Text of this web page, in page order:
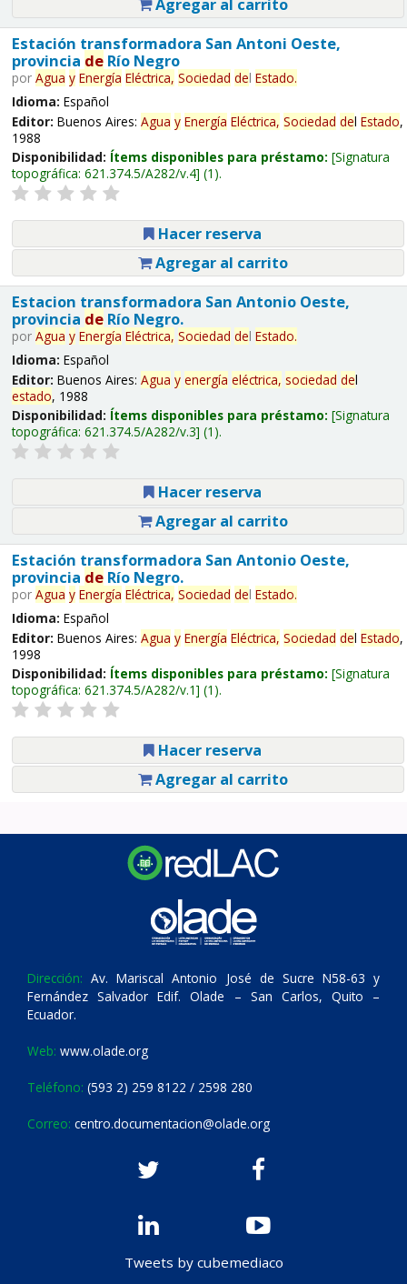
Estación transformadora San Antoni Oeste,
provincia deRío Negro
por Agua y Energía Eléctrica, Sociedad del Estado.
Idioma: Español
Editor: Buenos Aires: Agua y Energía Eléctrica, Sociedad del Estado,
1988
Disponibilidad: Ítems disponibles para préstamo: Signatura
topográfica: 621.374.5/A282/v.4 (1).
Hacer reserva
Agregar al carrito
Estacion transformadora San Antonio Oeste,
provincia deRío Negro.
por Agua y Energía Eléctrica, Sociedad del Estado.
Idioma: Español
Editor: Buenos Aires: Agua y energía eléctrica, sociedad del
estado, 1988
Disponibilidad: Ítems disponibles para préstamo: Signatura
topográfica: 621.374.5/A282/v.3 (1).
Hacer reserva
Agregar al carrito
Estación transformadora San Antonio Oeste,
provincia deRío Negro.
por Agua y Energía Eléctrica, Sociedad del Estado.
Idioma: Español
Editor: Buenos Aires: Agua y Energía Eléctrica, Sociedad del Estado,
1998
Disponibilidad: Ítems disponibles para préstamo: Signatura
topográfica: 621.374.5/A282/v.1 (1).
Hacer reserva
Agregar al carrito
Dirección: Av. Mariscal Antonio José de Sucre N58-63 y
Fernández Salvador Edif. Olade – San Carlos, Quito –
Ecuador.
Web: www.olade.org
Teléfono: (593 2) 259 8122 / 2598 280
Correo: centro.documentacion@olade.org
Tweets by cubemediaco